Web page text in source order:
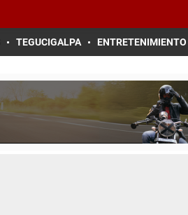
TEGUCIGALPA ENTRETENIMIENTO